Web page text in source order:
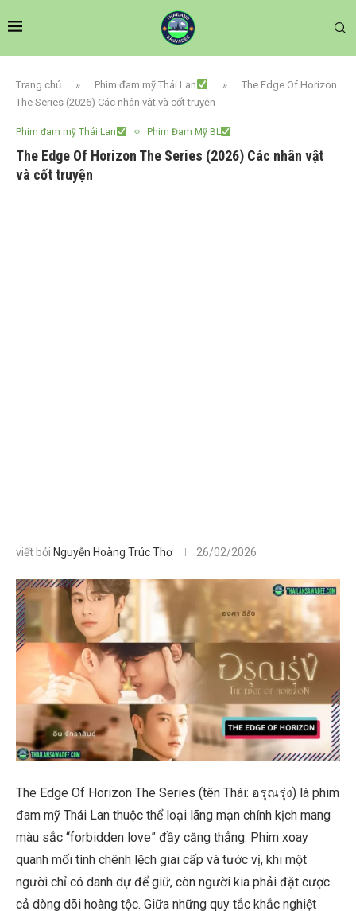
Trang chủ » Phim đam mỹ Thái Lan »
The Edge Of Horizon
The Series (2026) Các nhân vật và cốt truyện
Phim đam mỹ Thái Lan Phim Đam Mỹ BL
The Edge Of Horizon The Series (2026) Các nhân vật
và cốt truyện
viết bởi Nguyễn Hoàng Trúc Thơ 26/02/2026
The Edge Of Horizon The Series (tên Thái: อรุณรุ่ง) là phim
đam mỹ Thái Lan thuộc thể loại lãng mạn chính kịch mang
màu sắc “forbidden love” đầy căng thẳng. Phim xoay
quanh mối tình chênh lệch giai cấp và tước vị, khi một
người chỉ có danh dự để giữ, còn người kia phải đặt cược
cả dòng dõi hoàng tộc. Giữa những quy tắc khắc nghiệt